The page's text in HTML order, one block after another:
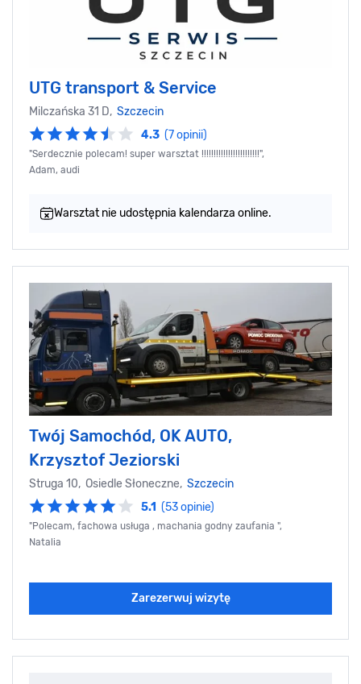
UTG transport & Service
Milczańska 31 D, Szczecin
4.3 (7 opinii)
"Serdecznie polecam! super warsztat !!!!!!!!!!!!!!!!!!!!!!!!",
Adam, audi
Warsztat nie udostępnia kalendarza online.
Twój Samochód, OK AUTO,
Krzysztof Jeziorski
Struga 10, Osiedle Słoneczne, Szczecin
5.1 (53 opinie)
"Polecam, fachowa usługa , machania godny zaufania ",
Natalia
Zarezerwuj wizytę